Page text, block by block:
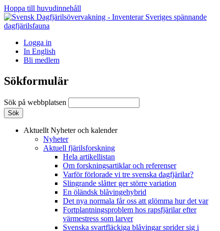
Hoppa till huvudinnehåll
Logga in
In English
Bli medlem
Sökformulär
Sök på webbplatsen
Aktuellt Nyheter och kalender
Nyheter
Aktuell fjärilsforskning
Hela artikellistan
Om forskningsartiklar och referenser
Varför förlorade vi tre svenska dagfjärilar?
Slingrande slåtter ger större variation
En öländsk blåvingehybrid
Det nya normala får oss att glömma hur det var
Fortplantningsproblem hos rapsfjärilar efter
värmestress som larver
Svenska svartfläckiga blåvingar sprider sig i